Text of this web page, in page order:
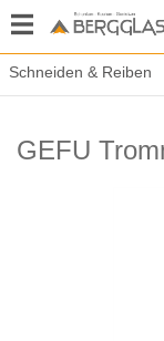
Schneiden & Reiben
GEFU